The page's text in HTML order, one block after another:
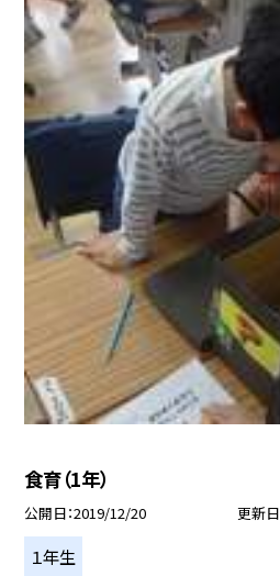
食育（1年）
公開日 2019/12/20 更新日
１年生